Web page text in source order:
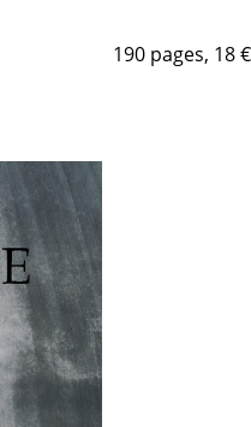
190 pages, 18 €